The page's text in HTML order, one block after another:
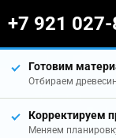
+7 921
Готовим
Отбираем
Корректируем
Меняем